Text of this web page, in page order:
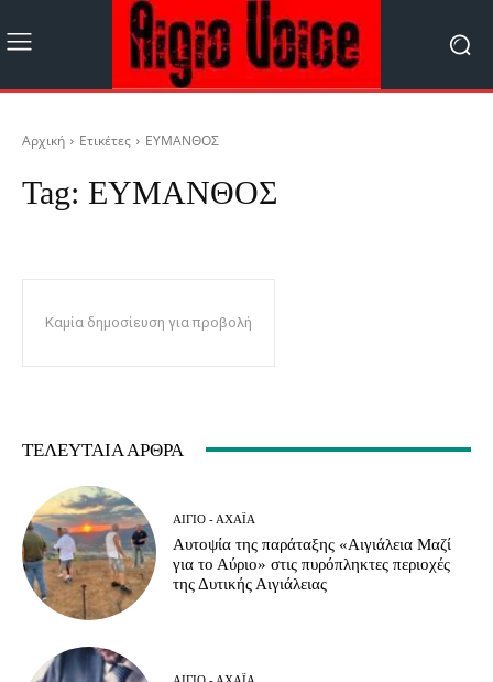
Αρχική Ετικέτες ΕΥΜΑΝΘΟΣ
Tag: ΕΥΜΑΝΘΟΣ
Καμία δημοσίευση για προβολή
ΤΕΛΕΥΤΑΊΑ ΆΡΘΡΑ
ΑΊΓΙΟ - ΑΧΑΪ́Α
Αυτοψία της παράταξης «Αιγιάλεια Μαζί
για το Αύριο» στις πυρόπληκτες περιοχές
της Δυτικής Αιγιάλειας